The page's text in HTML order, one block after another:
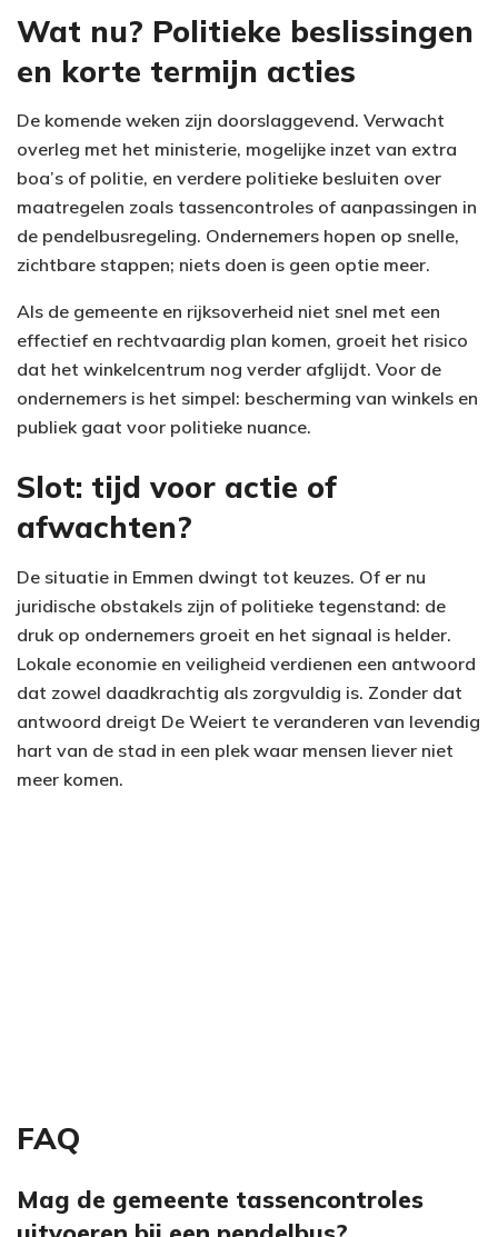
Wat nu? Politieke beslissingen
en korte termijn acties
De komende weken zijn doorslaggevend. Verwacht
overleg met het ministerie, mogelijke inzet van extra
boa’s of politie, en verdere politieke besluiten over
maatregelen zoals tassencontroles of aanpassingen in
de pendelbusregeling. Ondernemers hopen op snelle,
zichtbare stappen; niets doen is geen optie meer.
Als de gemeente en rijksoverheid niet snel met een
effectief en rechtvaardig plan komen, groeit het risico
dat het winkelcentrum nog verder afglijdt. Voor de
ondernemers is het simpel: bescherming van winkels en
publiek gaat voor politieke nuance.
Slot: tijd voor actie of
afwachten?
De situatie in Emmen dwingt tot keuzes. Of er nu
juridische obstakels zijn of politieke tegenstand: de
druk op ondernemers groeit en het signaal is helder.
Lokale economie en veiligheid verdienen een antwoord
dat zowel daadkrachtig als zorgvuldig is. Zonder dat
antwoord dreigt De Weiert te veranderen van levendig
hart van de stad in een plek waar mensen liever niet
meer komen.
FAQ
Mag de gemeente tassencontroles